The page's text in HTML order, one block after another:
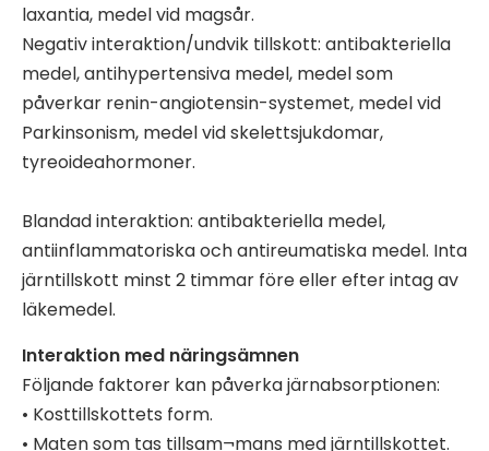
laxantia, medel vid magsår.
Negativ interaktion/undvik tillskott: antibakteriella
medel, antihypertensiva medel, medel som
påverkar renin-angiotensin-systemet, medel vid
Parkinsonism, medel vid skelettsjukdomar,
tyreoideahormoner.
Blandad interaktion: antibakteriella medel,
antiinflammatoriska och antireumatiska medel. Inta
järntillskott minst 2 timmar före eller efter intag av
läkemedel.
Interaktion med näringsämnen
Följande faktorer kan påverka järnabsorptionen:
• Kosttillskottets form.
• Maten som tas tillsam¬mans med järntillskottet.